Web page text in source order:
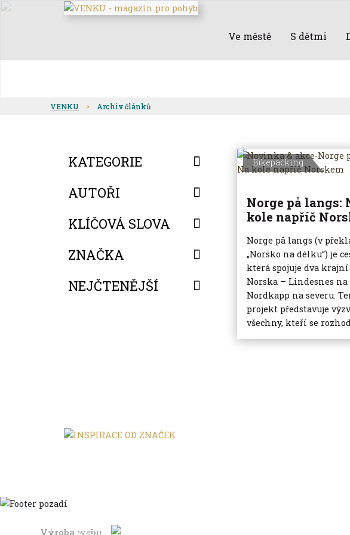
Ve městě S dětmi
VENKU Archiv článků
KATEGORIE
AUTOŘI
KLÍČOVÁ SLOVA
ZNAČKA
NEJČTENĚJŠÍ
Bikepacking
Norge på langs:
kole napříč
Norge på langs (v
„Norsko na délku“) je
která spojuje dva krajní
Norska – Lindesnes
Nordkapp na severu.
projekt představuje
všechny, kteří se
Výroba webu
Domů